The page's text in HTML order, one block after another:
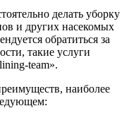
делать уборку
и других насекомых
обратиться за
такие услуги
team».
наиболее